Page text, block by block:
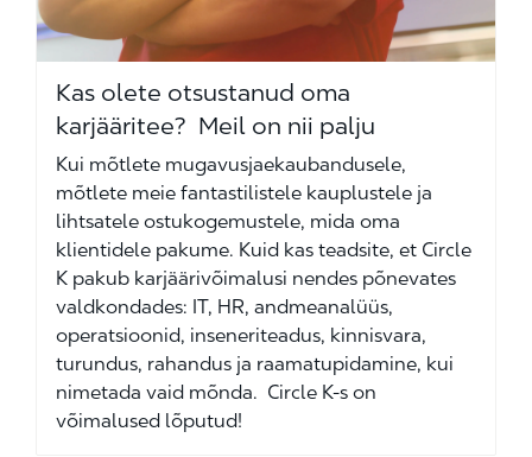
Kas olete otsustanud oma
karjääritee? Meil on nii palju
Kui mõtlete mugavusjaekaubandusele,
mõtlete meie fantastilistele kauplustele ja
lihtsatele ostukogemustele, mida oma
klientidele pakume. Kuid kas teadsite, et Circle
K pakub karjäärivõimalusi nendes põnevates
valdkondades: IT, HR, andmeanalüüs,
operatsioonid, inseneriteadus, kinnisvara,
turundus, rahandus ja raamatupidamine, kui
nimetada vaid mõnda. Circle K-s on
võimalused lõputud!